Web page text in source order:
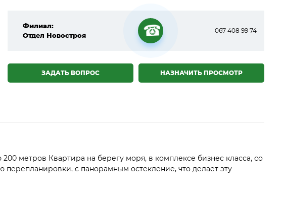
Филиал:
Отдел Новостроя
☎
067 408 99 74
НАЗНАЧИТЬ ПРОСМОТР
ЗАДАТЬ ВОПРОС
метров Квартира на берегу моря, в комплексе бизнес класса, со
перепланировки, с панорамным остекление, что делает эту